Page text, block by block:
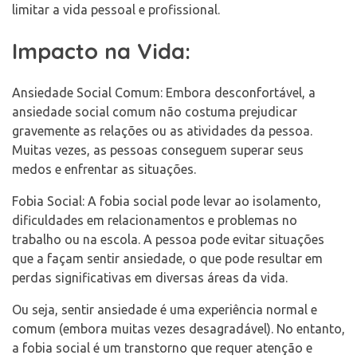
limitar a vida pessoal e profissional.
Impacto na Vida:
Ansiedade Social Comum: Embora desconfortável, a
ansiedade social comum não costuma prejudicar
gravemente as relações ou as atividades da pessoa.
Muitas vezes, as pessoas conseguem superar seus
medos e enfrentar as situações.
Fobia Social: A fobia social pode levar ao isolamento,
dificuldades em relacionamentos e problemas no
trabalho ou na escola. A pessoa pode evitar situações
que a façam sentir ansiedade, o que pode resultar em
perdas significativas em diversas áreas da vida.
Ou seja, sentir ansiedade é uma experiência normal e
comum (embora muitas vezes desagradável). No entanto,
a fobia social é um transtorno que requer atenção e